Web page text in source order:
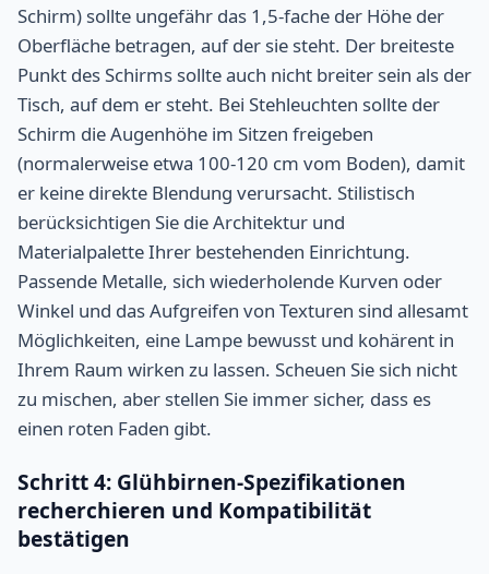
Schirm) sollte ungefähr das 1,5-fache der Höhe der
Oberfläche betragen, auf der sie steht. Der breiteste
Punkt des Schirms sollte auch nicht breiter sein als der
Tisch, auf dem er steht. Bei Stehleuchten sollte der
Schirm die Augenhöhe im Sitzen freigeben
(normalerweise etwa 100-120 cm vom Boden), damit
er keine direkte Blendung verursacht. Stilistisch
berücksichtigen Sie die Architektur und
Materialpalette Ihrer bestehenden Einrichtung.
Passende Metalle, sich wiederholende Kurven oder
Winkel und das Aufgreifen von Texturen sind allesamt
Möglichkeiten, eine Lampe bewusst und kohärent in
Ihrem Raum wirken zu lassen. Scheuen Sie sich nicht
zu mischen, aber stellen Sie immer sicher, dass es
einen roten Faden gibt.
Schritt 4: Glühbirnen-Spezifikationen
recherchieren und Kompatibilität
bestätigen